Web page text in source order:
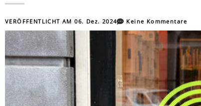
VERÖFFENTLICHT AM06. Dez. 2024 Keine Kommentare